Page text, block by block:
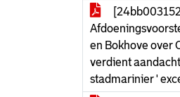
en Bokhove over
verdient
stadmarinier '